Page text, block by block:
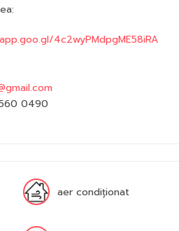
4c2wyPMdpgME58iRA
0490
aer condiționat